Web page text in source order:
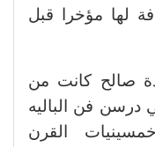
لها مؤخرا قبل
صالح كانت من
درسن فن الباليه
القرن